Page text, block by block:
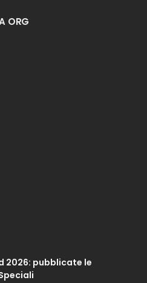
ORG
2026: pubblicate le